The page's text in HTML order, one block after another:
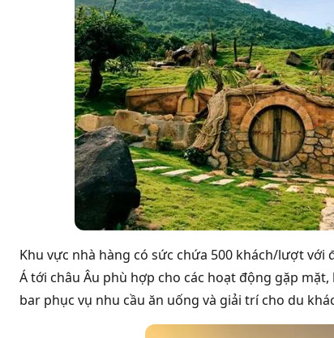
Khu vực nhà hàng có sức chứa 500 khách/lượt
Á tới châu Âu phù hợp cho các hoạt động gặp
bar phục vụ nhu cầu ăn uống và giải trí cho du